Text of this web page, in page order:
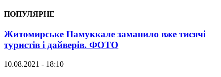
ПОПУЛЯРНЕ
Житомирське Памуккале заманило вже тисячі
туристів і дайверів. ФОТО
10.08.2021 - 18:10